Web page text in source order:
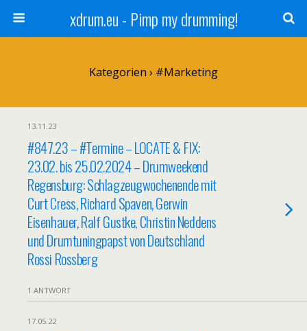
xdrum.eu - Pimp my drumming!
Kategorien › #Marketing
13.11.23
#847.23 – #Termine – LOCATE & FIX:
23.02. bis 25.02.2024 – Drumweekend
Regensburg: Schlagzeugwochenende mit
Curt Cress, Richard Spaven, Gerwin
Eisenhauer, Ralf Gustke, Christin Neddens
und Drumtuningpapst von Deutschland
Rossi Rossberg
1 ANTWORT
17.05.22